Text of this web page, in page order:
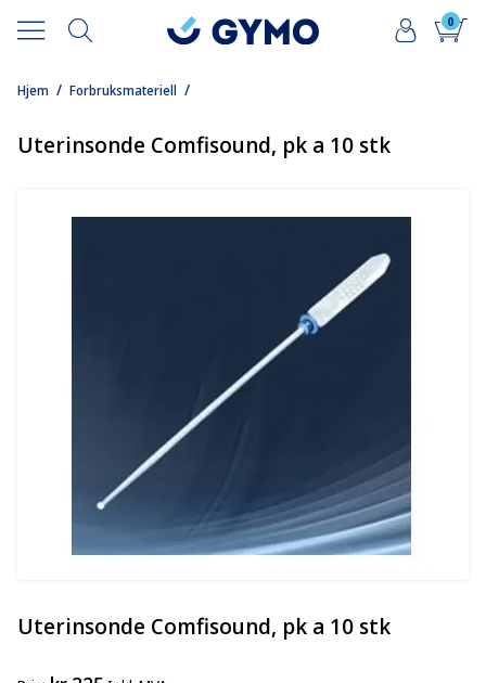
0
/
Hjem /
Forbruksmateriell
Uterinsonde Comfisound, pk a 10 stk
Uterinsonde Comfisound, pk a 10 stk